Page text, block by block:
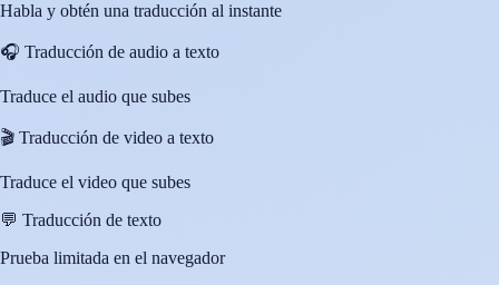
Habla y obtén una traducción al instante
🎧 Traducción de audio a texto
Traduce el audio que subes
🎬 Traducción de video a texto
Traduce el video que subes
💬 Traducción de texto
Prueba limitada en el navegador